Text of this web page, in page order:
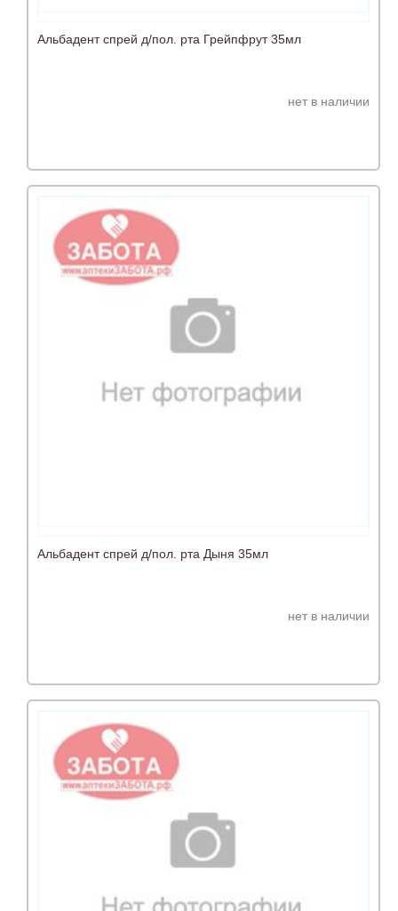
Альбадент спрей д/пол. рта Грейпфрут 35мл
нет в наличии
Альбадент спрей д/пол. рта Дыня 35мл
нет в наличии